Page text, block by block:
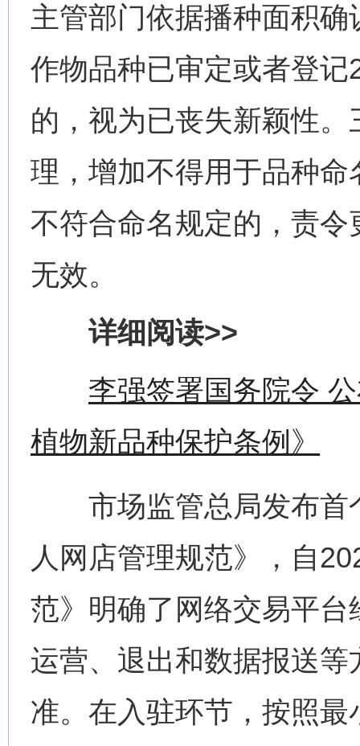
主管部门依据播种面积
作物品种已审定或者登
的，视为已丧失新颖性
理，增加不得用于品种
不符合命名规定的，责
无效。
详细阅读>>
李强签署国务院令
植物新品种保护条例》
市场监管总局发布首
人网店管理规范》，自
范》明确了网络交易平
运营、退出和数据报送
准。在入驻环节，按照